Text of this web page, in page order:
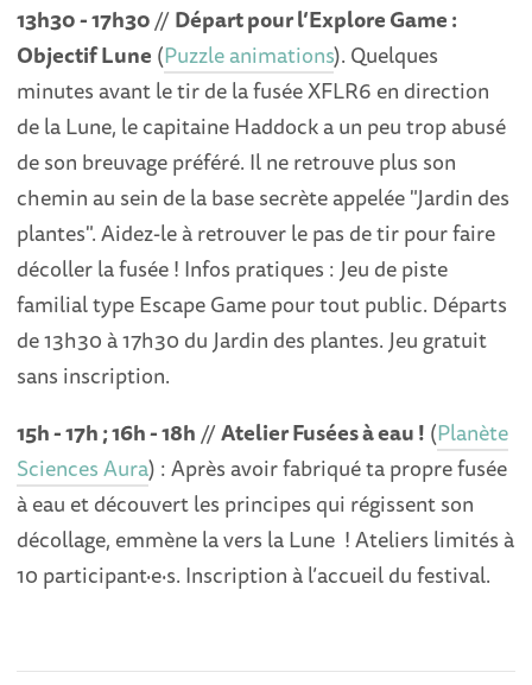
13h30 - 17h30//Départ pour l’Explore Game :
Objectif Lune (Puzzle animations). Quelques
minutes avant le tir de la fusée XFLR6 en direction
de la Lune, le capitaine Haddock a un peu trop abusé
de son breuvage préféré. Il ne retrouve plus son
chemin au sein de la base secrète appelée "Jardin des
plantes". Aidez-le à retrouver le pas de tir pour faire
décoller la fusée ! Infos pratiques : Jeu de piste
familial type Escape Game pour tout public. Départs
de 13h30 à 17h30 du Jardin des plantes. Jeu gratuit
sans inscription.
15h - 17h ; 16h - 18h//Atelier Fusées à eau ! (Planète
Sciences Aura) : Après avoir fabriqué ta propre fusée
à eau et découvert les principes qui régissent son
décollage, emmène la vers la Lune ! Ateliers limités à
10 participant·e·s. Inscription à l’accueil du festival.